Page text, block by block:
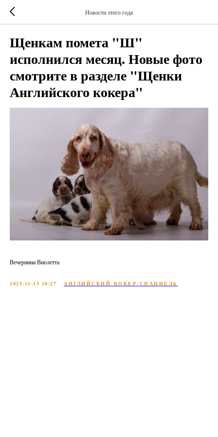
Новости этого года
Щенкам помета "Ш"
исполнился месяц. Новые фото
смотрите в разделе "Щенки
Английского кокера"
Вечернина Виолетта
2025-11-13 18:27 АНГЛИЙСКИЙ КОКЕР-СПАНИЕЛЬ